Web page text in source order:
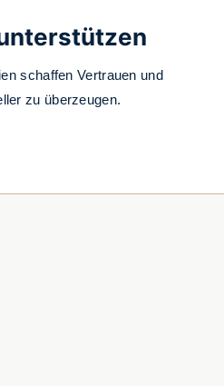
schaffen Vertrauen und
zu überzeugen.